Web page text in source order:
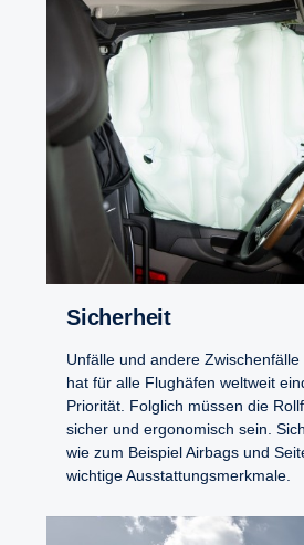
Sicher­heit
Unfälle und andere Zwischenfälle
hat für alle Flughäfen weltweit
Priorität. Folglich müssen die
sicher und ergonomisch sein.
wie zum Beispiel Airbags und
wichtige Ausstattungsmerkmale.